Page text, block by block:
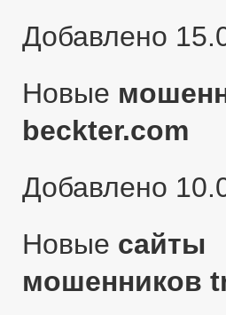
Добавлено
Новые
beckter.com
Добавлено
Новые сайты
мошенников